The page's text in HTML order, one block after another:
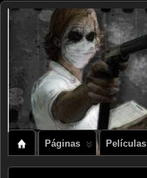
Páginas Películas